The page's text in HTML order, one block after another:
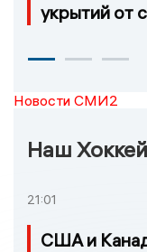
укрытий от
Новости СМИ2
Наш Хоккей
21:01
США и